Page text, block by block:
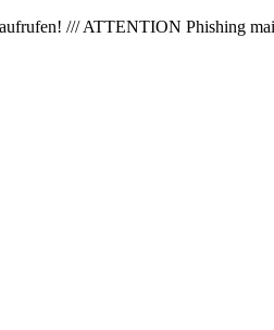
/// ATTENTION Phishing